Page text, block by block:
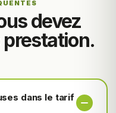
devez
dans le tarif